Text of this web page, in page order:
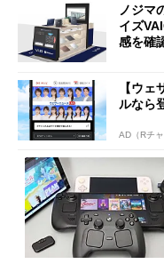
ノジマ
イズ
感を確
【ウ
ルなら
AD（Rチャ